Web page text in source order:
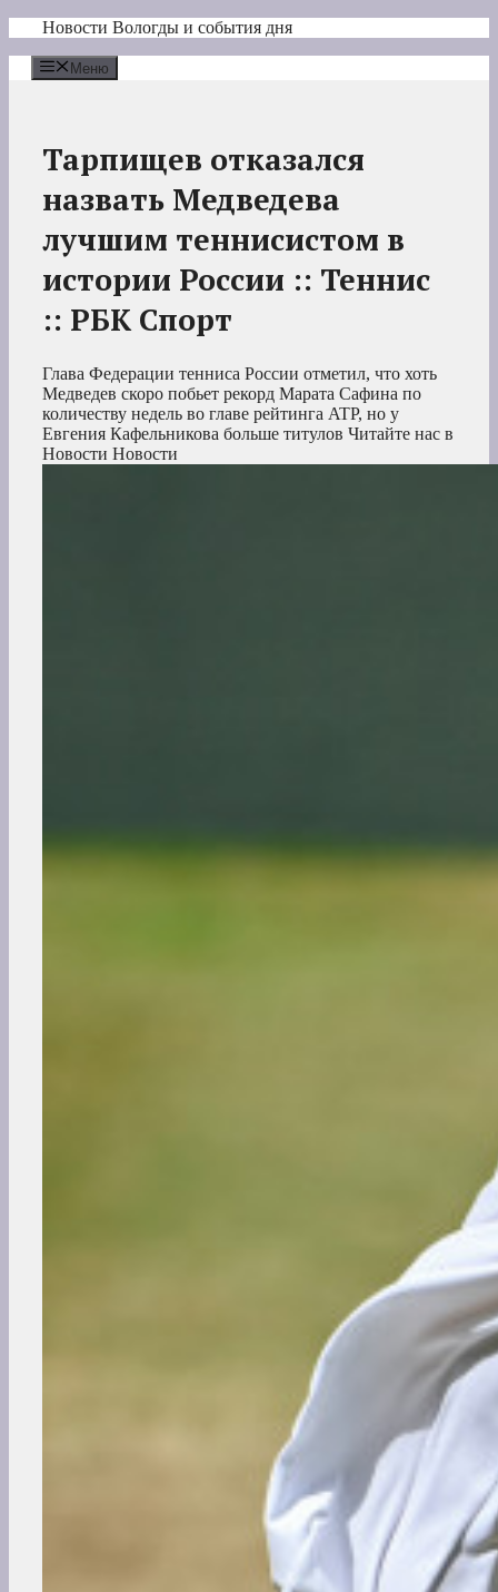
Перейти
содержимому
Новости Вологды и события дня
Меню
Тарпищев отказался
назвать Медведева
лучшим теннисистом в
истории России :: Теннис
:: РБК Спорт
Глава Федерации тенниса России отметил, что хоть
Медведев скоро побьет рекорд Марата Сафина по
количеству недель во главе рейтинга ATP, но у
Евгения Кафельникова больше титулов Читайте нас в
Новости Новости